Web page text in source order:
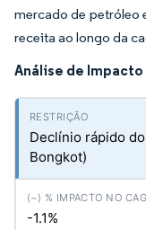
mercado de petróleo
receita ao longo da
Análise de
Declínio rápido
Bongkot)
-1.1%